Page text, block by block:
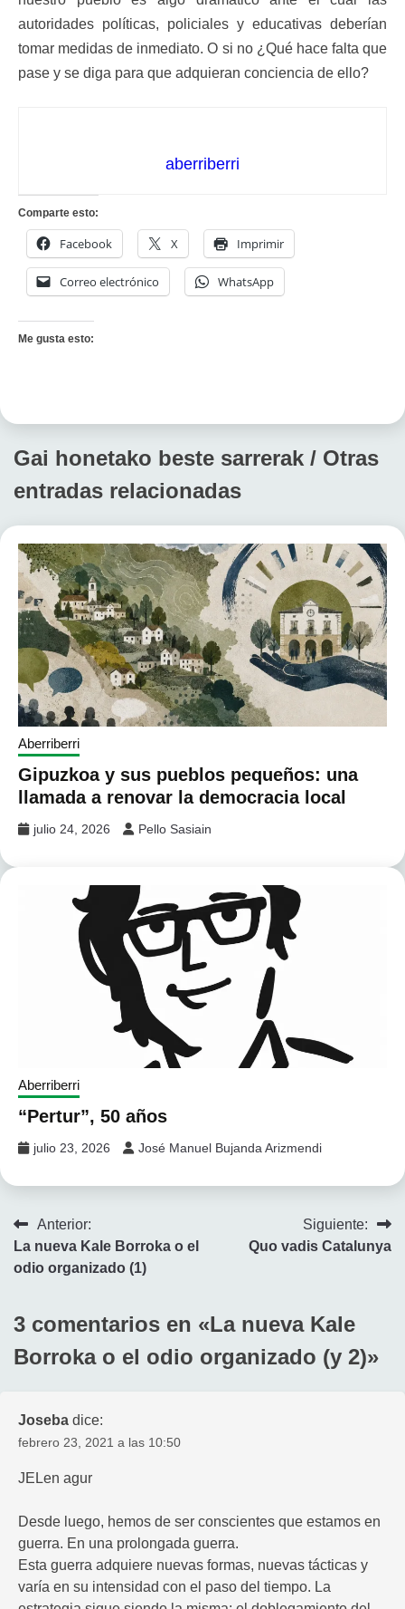
autoridades políticas, policiales y educativas deberían
tomar medidas de inmediato. O si no ¿Qué hace falta que
pase y se diga para que adquieran conciencia de ello?
aberriberri
Comparte esto:
Facebook X Imprimir
Correo electrónico WhatsApp
Me gusta esto:
Gai honetako beste sarrerak / Otras
entradas relacionadas
Aberriberri
Gipuzkoa y sus pueblos pequeños: una
llamada a renovar la democracia local
julio 24, 2026 Pello Sasiain
Aberriberri
“Pertur”, 50 años
julio 23, 2026 José Manuel Bujanda Arizmendi
Navegación
de
Anterior:
La nueva Kale Borroka o el
odio organizado (1)
Siguiente:
Quo vadis Catalunya
3 comentarios en «La nueva Kale
Borroka o el odio organizado (y 2)»
Joseba dice:
febrero 23, 2021 a las 10:50
JELen agur
Desde luego, hemos de ser conscientes que estamos en
guerra. En una prolongada guerra.
Esta guerra adquiere nuevas formas, nuevas tácticas y
varía en su intensidad con el paso del tiempo. La